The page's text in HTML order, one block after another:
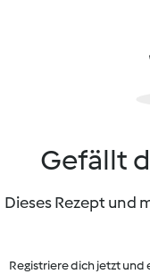
Gefällt
Dieses Rezept und
Registriere dich jetzt und